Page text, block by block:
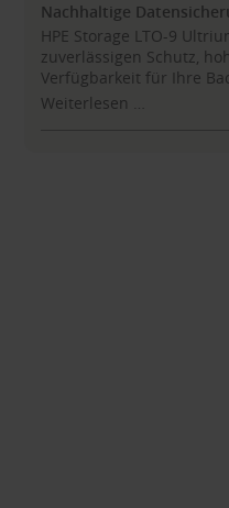
Nachhaltige
HPE Storage LTO-9
zuverlässigen Schutz,
Verfügbarkeit für Ihre
Weiterlesen …